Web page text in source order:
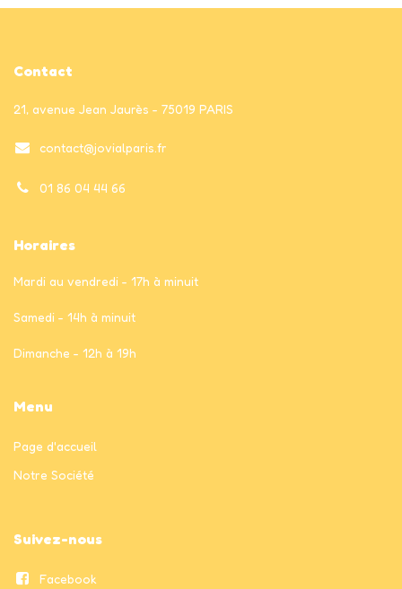
Contact
21, avenue Jean Jaurès - 75019 PARIS
contact@jovialparis.fr
01 86 04 44 66
Horaires
Mardi au vendredi - 17h à minuit
Samedi - 14h à minuit
Dimanche - 12h à 19h
Menu
Page d'accueil
Notre Société
Suivez-nous
Facebook